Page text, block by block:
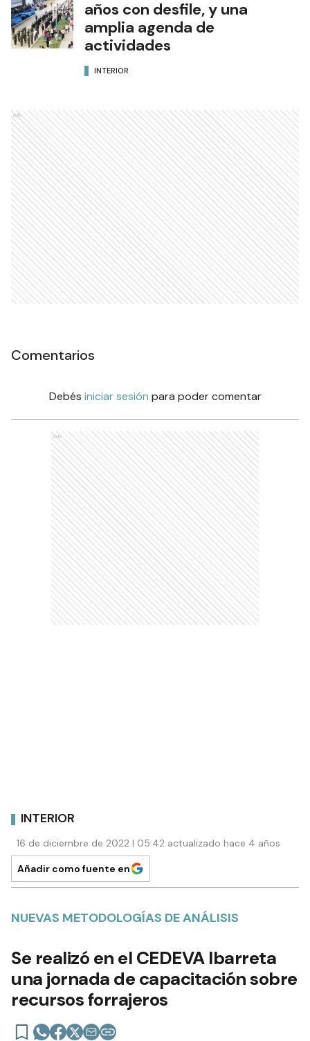
años con desfile, y una
amplia agenda de
actividades
INTERIOR
Ads
Comentarios
Debés iniciar sesión para poder comentar
Ads
INTERIOR
16 de diciembre de 2022 | 05:42 actualizado hace 4 años
Añadir como fuente en
NUEVAS METODOLOGÍAS DE ANÁLISIS
Se realizó en el CEDEVA Ibarreta
una jornada de capacitación sobre
recursos forrajeros